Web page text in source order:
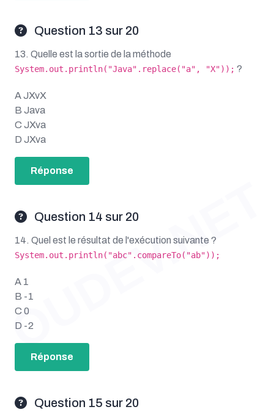
Question 13 sur 20
13. Quelle est la sortie de la méthode
System.out.println("Java".replace("a", "X")); ?
A JXvX
B Java
C JXva
D JXva
Réponse
Question 14 sur 20
14. Quel est le résultat de l'exécution suivante ?
System.out.println("abc".compareTo("ab"));
A 1
B -1
C 0
D -2
Réponse
Question 15 sur 20
OUDEV.NET